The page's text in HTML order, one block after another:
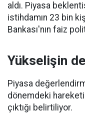
aldı. Piyasa
istihdamın 23 bin
Bankası'nın faiz
Yükselişin
Piyasa
dönemdeki hareketi
çıktığı belirtiliyor.